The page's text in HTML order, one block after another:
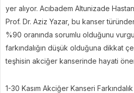
yer alıyor. Acıbadem Altunizade
Prof. Dr. Aziz Yazar, bu kanser
%90 oranında sorumlu olduğunu
farkındalığın düşük olduğuna dikkat
teşhisin akciğer kanserinde hayati
1-30 Kasım Akciğer Kanseri Farkındalık